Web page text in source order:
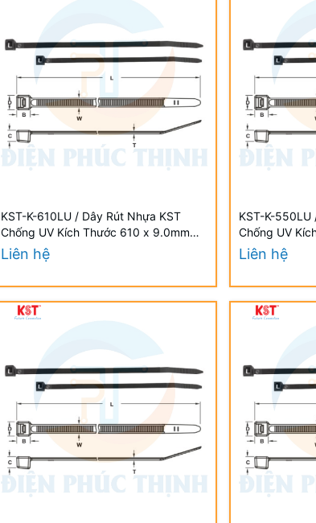
KST-K-610LU / Dây Rút Nhựa KST
Chống UV Kích Thước 610 x 9.0mm
(100 Cái/Bịch) - Weather Resistant UV
Liên hệ
KST-K-550LU
Chống UV
(100 Cái/Bịch)
Liên hệ